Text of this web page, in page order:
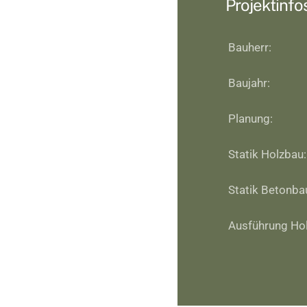
Bauherr:
Baujahr:
Planung:
Statik Holzbau:
Statik
Ausführung